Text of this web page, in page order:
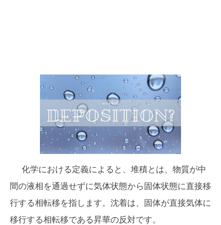
化学における定義によると、堆積とは、物質が中
間の液相を通過せずに気体状態から固体状態に直接移
行する相転移を指します。沈着は、固体が直接気体に
移行する相転移である昇華の反対です。